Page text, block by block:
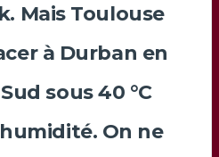
Mais Toulouse
à Durban en
sous 40 °C
On ne